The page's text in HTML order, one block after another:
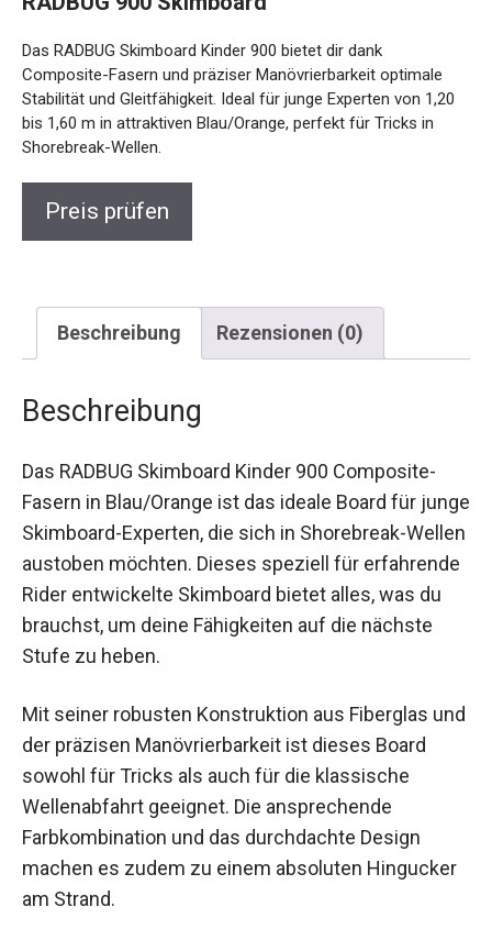
Composite-Fasern und präziser Manövrierbarkeit optimale
Stabilität und Gleitfähigkeit. Ideal für junge Experten von
1,20 bis 1,60 m in attraktiven Blau/Orange, perfekt für Tricks
in Shorebreak-Wellen.
Beschreibung Rezensionen (0)
Beschreibung
Fasern in Blau/Orange ist das ideale Board für
junge Skimboard-Experten, die sich in
Shorebreak-Wellen austoben möchten. Dieses
speziell für erfahrende Rider entwickelte
Skimboard bietet alles, was du brauchst, um
deine Fähigkeiten auf die nächste Stufe zu
heben.
Mit seiner robusten Konstruktion aus Fiberglas
und der präzisen Manövrierbarkeit ist dieses
Board sowohl für Tricks als auch für die
klassische Wellenabfahrt geeignet. Die
ansprechende Farbkombination und das
durchdachte Design machen es zudem zu einem
absoluten Hingucker am Strand.